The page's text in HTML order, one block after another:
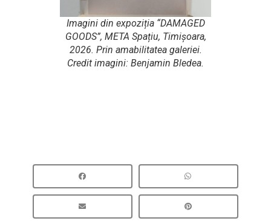
Imagini din expoziția “DAMAGED
GOODS”, META Spațiu, Timișoara,
2026. Prin amabilitatea galeriei.
Credit imagini: Benjamin Bledea.